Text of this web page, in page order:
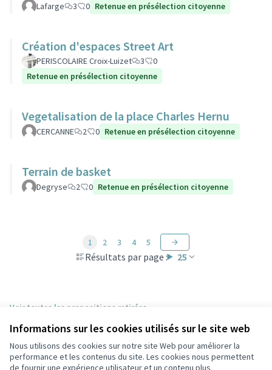
Informations sur les cookies utilisés sur le site web
Nous utilisons des cookies sur notre site Web pour améliorer la
performance et les contenus du site. Les cookies nous permettent
de fournir une expérience utilisateur et un contenu plus
Lafarge 3 0 Retenue en présélection citoyenne
Création d'espaces Street Art
PERISCOLAIRE Croix-Luizet 3
0
Retenue en présélection citoyenne
Vegetalisation de la place Charles Hernu
CERCANNE 2 0 Retenue en présélection citoyenne
Terrain de basket
Degryse 2 0 Retenue en présélection citoyenne
Résultats par page : 25
1 2 3 4 5
Voir toutes les propositions retirées
Conditions d'utilisation
Paramètres des cookies